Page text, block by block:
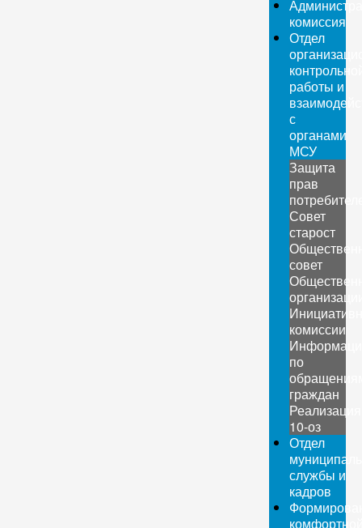
комиссия
Отдел
работы и
с
органами
МСУ
Защита
прав
Совет
старост
совет
комиссии
по
граждан
Реализация
10-оз
Отдел
службы и
кадров